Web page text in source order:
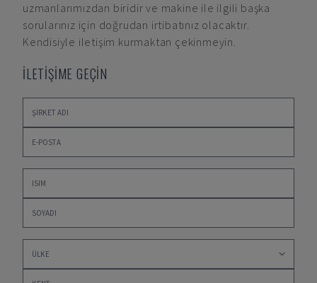
uzmanlarımızdan biridir ve makine ile ilgili başka
sorularınız için doğrudan irtibatınız olacaktır.
Kendisiyle iletişim kurmaktan çekinmeyin.
İLETİŞİME GEÇİN